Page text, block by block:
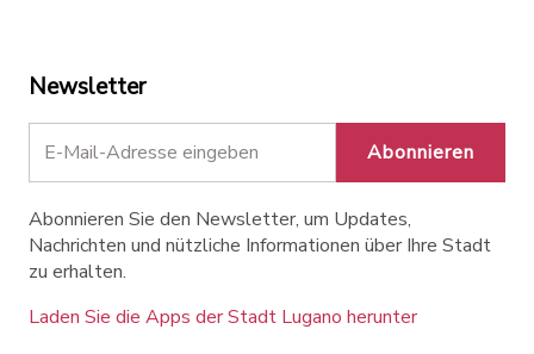
Newsletter
Abonnieren
Abonnieren Sie den Newsletter, um Updates,
Nachrichten und nützliche Informationen über Ihre Stadt
zu erhalten.
Laden Sie die Apps der Stadt Lugano herunter